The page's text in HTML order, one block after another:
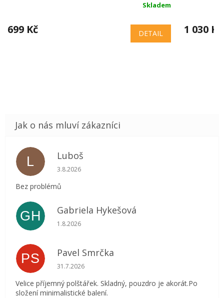
Skladem
699 Kč DETAIL 1 030 Kč
L Luboš
Hodnocení obchodu je 5 z 5 hvězdiček.
3.8.2026
Bez problémů
GH Gabriela Hykešová
Hodnocení obchodu je 5 z 5 hvězdiček.
1.8.2026
PS Pavel Smrčka
Hodnocení obchodu je 5 z 5 hvězdiček.
31.7.2026
Velice příjemný polštářek. Skladný, pouzdro je akorát.Po
složení minimalistické balení.